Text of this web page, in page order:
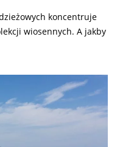
koncentruje
wiosennych. A jakby